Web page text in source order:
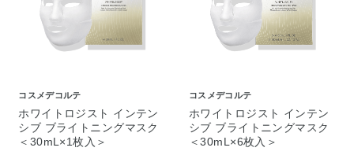
コスメデコルテ
ホワイトロジスト インテン
シブ ブライトニングマスク
＜30mL×1枚入＞
コスメデコルテ
ホワイトロジスト インテン
シブ ブライトニングマスク
＜30mL×6枚入＞